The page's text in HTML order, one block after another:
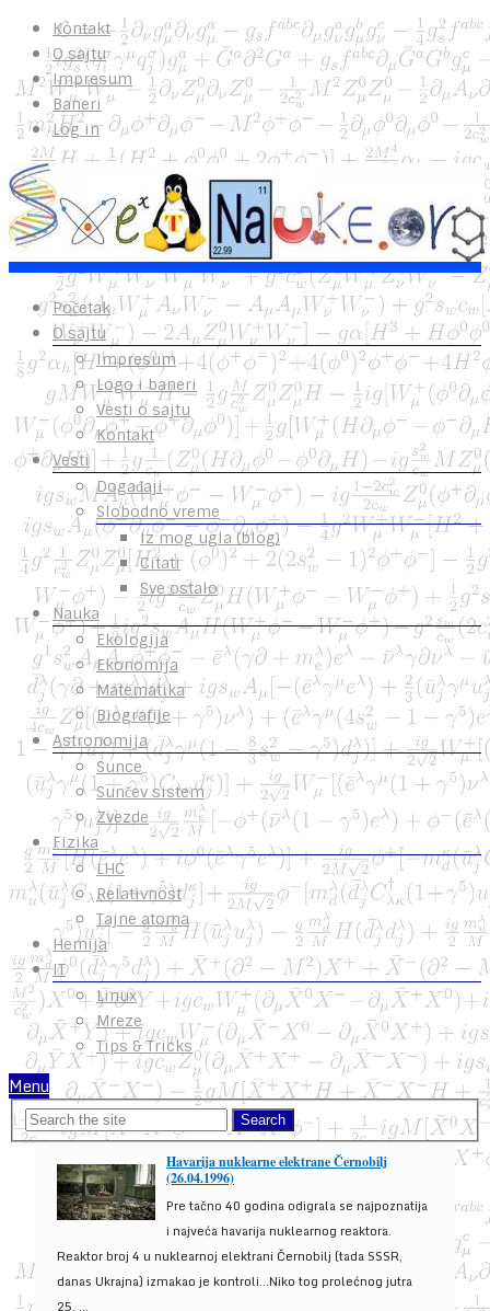
Kontakt
O sajtu
Impresum
Baneri
Log in
Početak
O sajtu
Impresum
Logo i baneri
Vesti o sajtu
Kontakt
Vesti
Događaji
Slobodno vreme
Iz mog ugla (blog)
Citati
Sve ostalo
Nauka
Ekologija
Ekonomija
Matematika
Biografije
Astronomija
Sunce
Sunčev sistem
Zvezde
Fizika
LHC
Relativnost
Tajne atoma
Hemija
IT
Linux
Mreze
Tips & Tricks
Menu
Havarija nuklearne elektrane Černobilj
(26.04.1996)
Pre tačno 40 godina odigrala se najpoznatija
i najveća havarija nuklearnog reaktora.
Reaktor broj 4 u nuklearnoj elektrani Černobilj (tada SSSR,
danas Ukrajna) izmakao je kontroli...Niko tog prolećnog jutra